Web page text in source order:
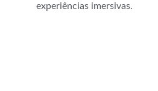
experiências imersivas.